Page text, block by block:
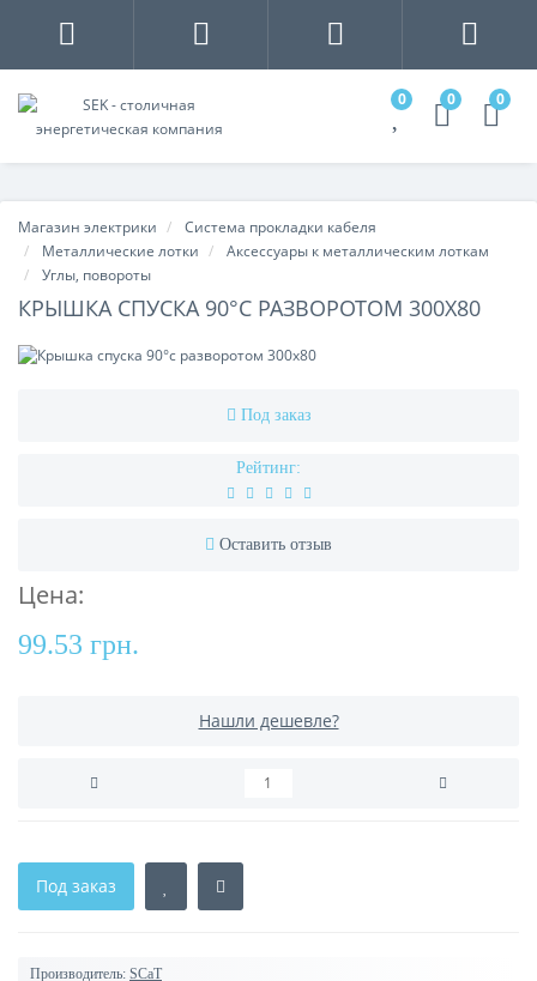
0 0 0
Магазин электрики
Система прокладки кабеля
Металлические лотки
Аксессуары к металлическим лоткам
Углы, повороты
КРЫШКА СПУСКА 90°С РАЗВОРОТОМ 300Х80
Под заказ
Рейтинг:
Оставить отзыв
Цена:
99.53 грн.
Нашли дешевле?
Под заказ
Производитель: SCaT